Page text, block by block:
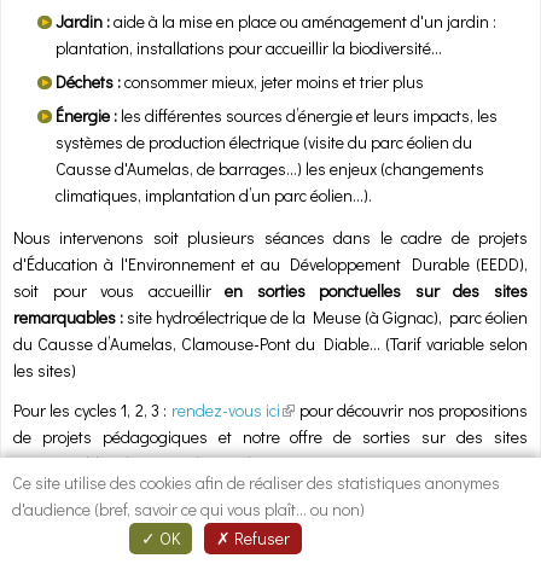
Jardin :aide à la mise en place ou aménagement d'un jardin :
plantation, installations pour accueillir la biodiversité...
Déchets :consommer mieux, jeter moins et trier plus
Énergie : les différentes sources d’énergie et leurs impacts, les
systèmes de production électrique (visite du parc éolien du
Causse d'Aumelas, de barrages...) les enjeux (changements
climatiques, implantation d’un parc éolien…).
Nous intervenons soit plusieurs séances dans le cadre de projets
d'Éducation à l'Environnement et au Développement Durable (EEDD),
soit pour vous accueilliren sorties ponctuelles sur des sites
remarquables : site hydroélectrique de la Meuse (à Gignac), parc éolien
du Causse d’Aumelas, Clamouse-Pont du Diable... (Tarif variable selon
les sites)
Pour les cycles 1, 2, 3 : rendez-vous ici(link is external)
pour découvrir nos propositions
de projets pédagogiques et notre offre de sorties sur des sites
remarquables du Coeur d'Hérault,
Pour les collèges, lycées :rendez-vous là(link is external)
pour découvrir notre offre de
sorties sur des sites de production d'énergie renouvelable.
D'autres thématiques peuvent être étudiées sur demande (alimentation,
Ce site utilise des cookies afin de réaliser des statistiques anonymes
d'audience (bref, savoir ce qui vous plaît... ou non)
OK
Refuser